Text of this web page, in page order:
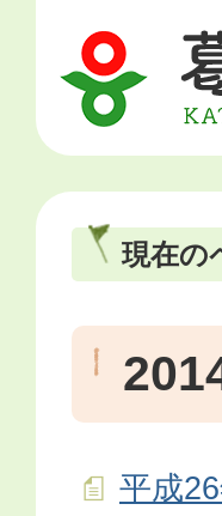
現在の
平成